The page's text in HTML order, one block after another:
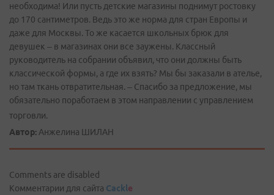
необходима! Или пусть детские магазины поднимут ростовку
до 170 сантиметров. Ведь это же норма для стран Европы и
даже для Москвы. То же касается школьных брюк для
девушек – в магазинах они все заужены. Классный
руководитель на собрании объявил, что они должны быть
классической формы, а где их взять? Мы бы заказали в ателье,
но там ткань отвратительная. – Спасибо за предложение, мы
обязательно поработаем в этом направлении с управлением
торговли.
Автор: Анжелина ШИЛАН
Comments are disabled
Комментарии для сайта Cackle